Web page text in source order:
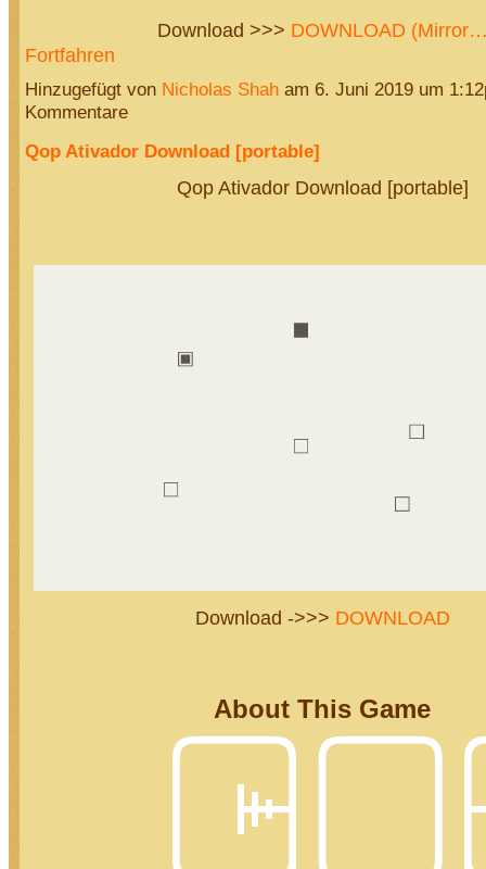
Download >>> DOWNLOAD
Fortfahren
Hinzugefügt von Nicholas Shaham 6. Juni 2019 um
Kommentare
Qop Ativador Download [portable]
Qop Ativador Download [portable]
Download ->>> DOWNLOAD
About This Game